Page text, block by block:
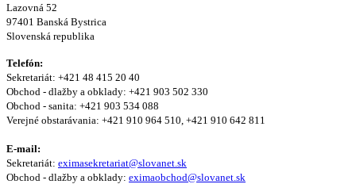
Lazovná 52
97401 Banská Bystrica
Slovenská republika
Telefón:
Sekretariát: +421 48 415 20 40
Obchod - dlažby a obklady: +421 903 502 330
Obchod - sanita: +421 903 534 088
Verejné obstarávania: +421 910 964 510, +421 910 642 811
E-mail:
Sekretariát: eximasekretariat@slovanet.sk
Obchod - dlažby a obklady: eximaobchod@slovanet.sk